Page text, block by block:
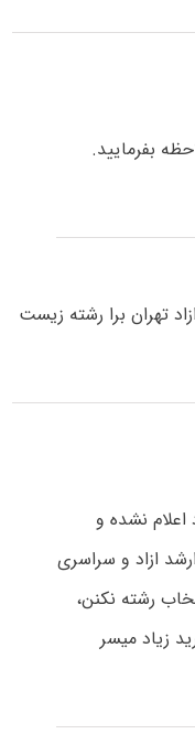
بفرمایید.
ازاد تهران برا رشته زیست
اعلام نشده و
ازاد و سراسری
رشته نکنن،
زیاد میسر